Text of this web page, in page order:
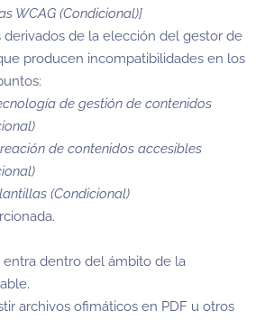
WCAG (Condicional)]
derivados de la elección del gestor de
producen incompatibilidades en los
de gestión de contenidos
de contenidos accesibles
(Condicional)
dentro del ámbito de la
archivos ofimáticos en PDF u otros